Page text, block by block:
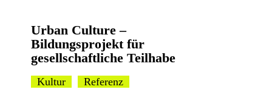
Urban Culture –
Bildungsprojekt für
gesellschaftliche Teilhabe
Kultur
Referenz